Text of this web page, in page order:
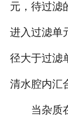
元，待过滤
进入过滤单
径大于过滤
清水腔内汇
当杂质在